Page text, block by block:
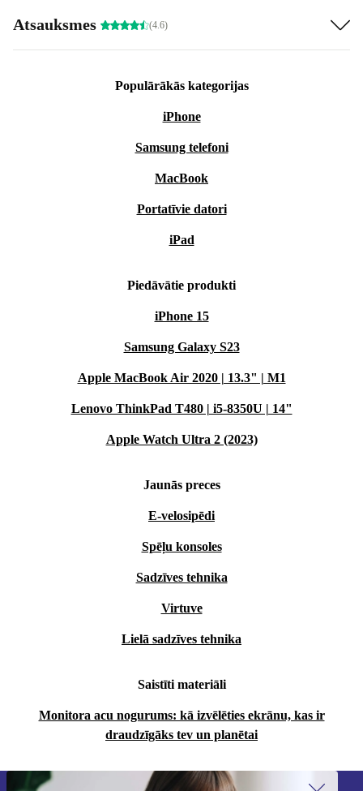
Atsauksmes (4.6)
Populārākās kategorijas
iPhone
Samsung telefoni
MacBook
Portatīvie datori
iPad
Piedāvātie produkti
iPhone 15
Samsung Galaxy S23
Apple MacBook Air 2020 | 13.3" | M1
Lenovo ThinkPad T480 | i5-8350U | 14"
Apple Watch Ultra 2 (2023)
Jaunās preces
E-velosipēdi
Spēļu konsoles
Sadzīves tehnika
Virtuve
Lielā sadzīves tehnika
Saistīti materiāli
Monitora acu nogurums: kā izvēlēties ekrānu, kas ir
draudzīgāks tev un planētai